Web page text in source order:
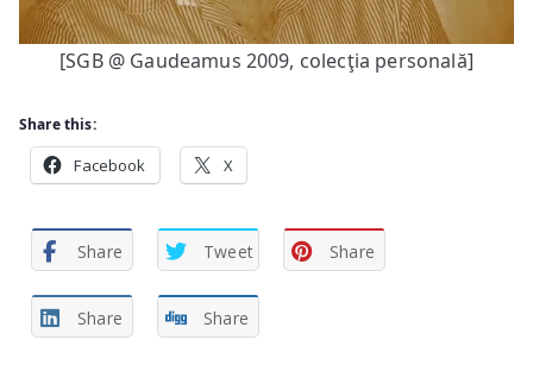
[SGB @ Gaudeamus 2009, colecţia personală]
Share this:
Facebook X
Share Tweet Share
Share Share